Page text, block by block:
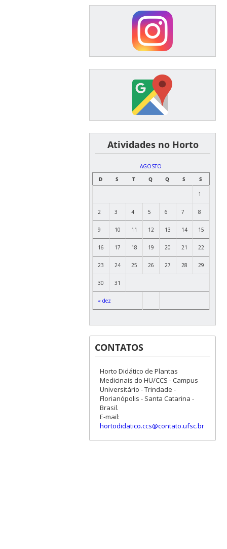
͏ ͏ ͏ ͏ ͏ ͏Atividades no Horto
AGOSTO
D
S T Q Q S S
« dez
1
2 3 4 5 6 7 8
9 10 11 12 13 14 15
16 17 18 19 20 21 22
23 24 25 26 27 28 29
30 31
CONTATOS
Horto Didático de Plantas
Medicinais do HU/CCS - Campus
Universitário - Trindade -
Florianópolis - Santa Catarina -
Brasil.
E-mail:
hortodidatico.ccs@contato.ufsc.br